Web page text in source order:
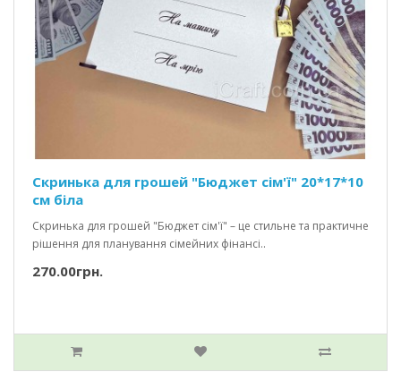
Скринька для грошей "Бюджет сім'ї" 20*17*10
см біла
Скринька для грошей "Бюджет сім'ї" – це стильне та практичне
рішення для планування сімейних фінансі..
270.00грн.